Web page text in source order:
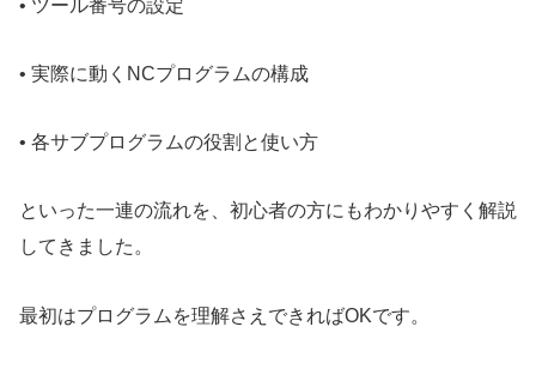
• ツール番号の設定
• 実際に動くNCプログラムの構成
• 各サブプログラムの役割と使い方
といった一連の流れを、初心者の方にもわかりやすく解説
してきました。
最初はプログラムを理解さえできればOKです。